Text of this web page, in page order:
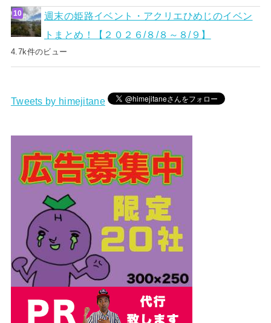
週末の姫路イベント・アクリエひめじのイベン
トまとめ！【２０２６/８/８～８/９】
4.7k件のビュー
Tweets by himejitane